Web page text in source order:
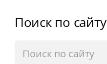
Поиск по сайту